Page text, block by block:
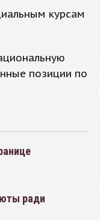
курсам
позиции по
ради